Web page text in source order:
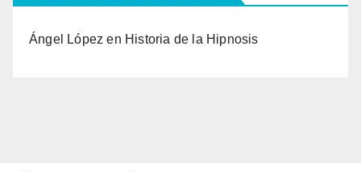
Ángel López en Historia de la Hipnosis